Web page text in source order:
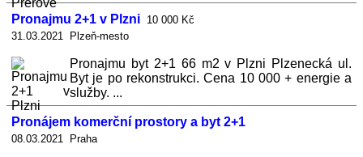
Pronajmu 2+1 v Plzni 10 000 Kč
31.03.2021 Plzeň-mesto
Pronajmu byt 2+1 66 m2 v Plzni Plzenecká ul.
Byt je po rekonstrukci. Cena 10 000 + energie a
služby. ...
Pronájem komerční prostory a byt 2+1
08.03.2021 Praha